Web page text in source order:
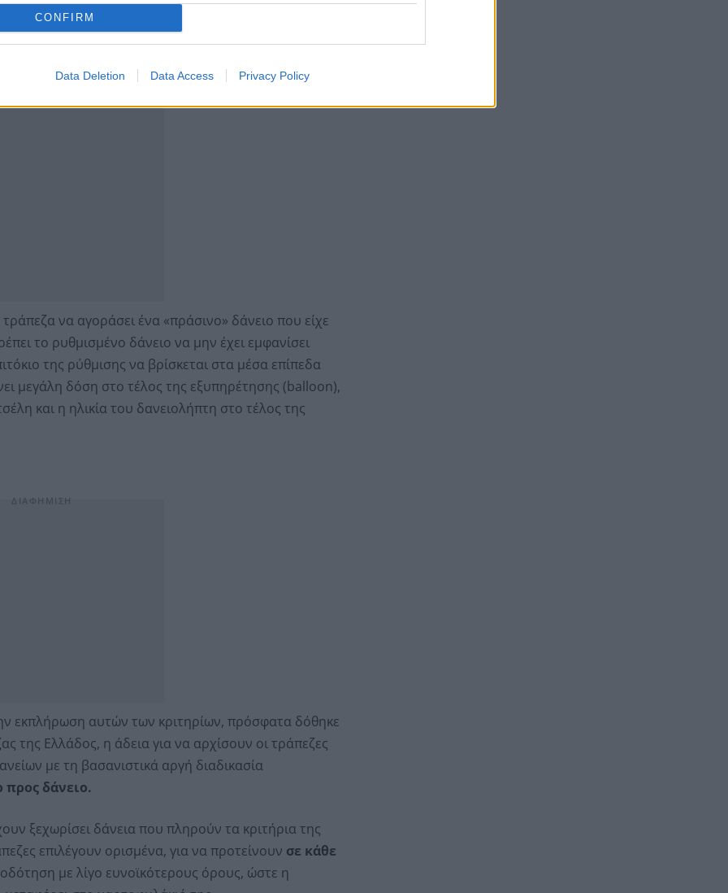
CONFIRM
Data Deletion Data Access Privacy Policy
της EBA. Για παράδειγμα, όπως σημείωνε σε
300 εκατ. ευρώ, αλλά μόνο 26 εκατ. ευρώ
«πράσινα» με τα κριτήρια της EBA.
να αγοράσει ένα «πράσινο» δάνειο που είχε
το ρυθμισμένο δάνειο να μην έχει εμφανίσει
της ρύθμισης να βρίσκεται στα μέσα επίπεδα
μεγάλη δόση στο τέλος της εξυπηρέτησης (balloon),
και η ηλικία του δανειολήπτη στο τέλος της
εκπλήρωση αυτών των κριτηρίων, πρόσφατα δόθηκε
της Ελλάδος, η άδεια για να αρχίσουν οι τράπεζες
με τη βασανιστικά αργή διαδικασία
δάνειο.
ξεχωρίσει δάνεια που πληρούν τα κριτήρια της
επιλέγουν ορισμένα, για να προτείνουν σε κάθε
με λίγο ευνοϊκότερους όρους, ώστε η